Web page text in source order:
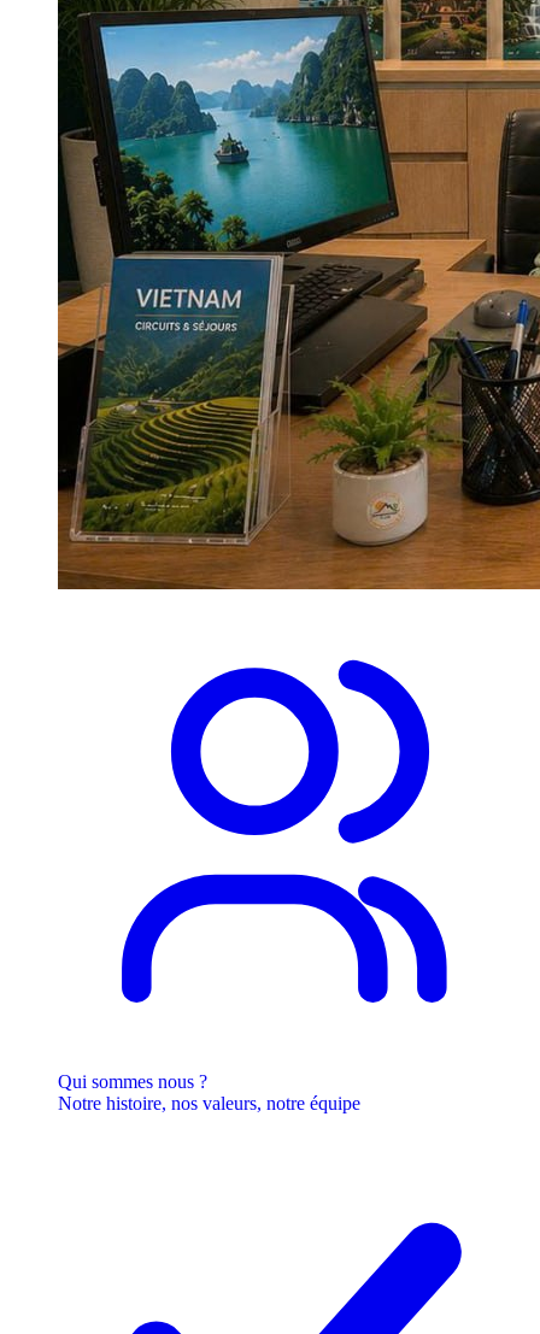
Qui sommes nous ?
Notre histoire, nos valeurs, notre équipe